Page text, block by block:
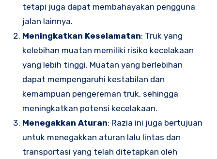
tetapi juga dapat membahayakan pengguna
jalan lainnya.
Meningkatkan Keselamatan: Truk yang
kelebihan muatan memiliki risiko kecelakaan
yang lebih tinggi. Muatan yang berlebihan
dapat mempengaruhi kestabilan dan
kemampuan pengereman truk, sehingga
meningkatkan potensi kecelakaan.
Menegakkan Aturan: Razia ini juga bertujuan
untuk menegakkan aturan lalu lintas dan
transportasi yang telah ditetapkan oleh